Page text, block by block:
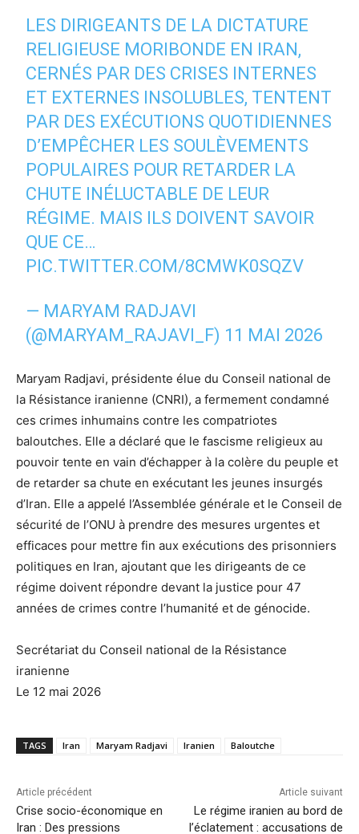
LES DIRIGEANTS DE LA DICTATURE
RELIGIEUSE MORIBONDE EN IRAN,
CERNÉS PAR DES CRISES INTERNES
ET EXTERNES INSOLUBLES, TENTENT
PAR DES EXÉCUTIONS QUOTIDIENNES
D’EMPÊCHER LES SOULÈVEMENTS
POPULAIRES POUR RETARDER LA
CHUTE INÉLUCTABLE DE LEUR
RÉGIME. MAIS ILS DOIVENT SAVOIR
QUE CE…
PIC.TWITTER.COM/8CMWK0SQZV
— MARYAM RADJAVI
(@MARYAM_RAJAVI_F) 11 MAI 2026
Maryam Radjavi, présidente élue du Conseil national de
la Résistance iranienne (CNRI), a fermement condamné
ces crimes inhumains contre les compatriotes
baloutches. Elle a déclaré que le fascisme religieux au
pouvoir tente en vain d’échapper à la colère du peuple et
de retarder sa chute en exécutant les jeunes insurgés
d’Iran. Elle a appelé l’Assemblée générale et le Conseil de
sécurité de l’ONU à prendre des mesures urgentes et
efficaces pour mettre fin aux exécutions des prisonniers
politiques en Iran, ajoutant que les dirigeants de ce
régime doivent répondre devant la justice pour 47
années de crimes contre l’humanité et de génocide.
Secrétariat du Conseil national de la Résistance
iranienne
Le 12 mai 2026
TAGS Iran Maryam Radjavi Iranien Baloutche
Article précédent
Crise socio-économique en
Iran : Des pressions
Article suivant
Le régime iranien au bord de
l’éclatement : accusations de